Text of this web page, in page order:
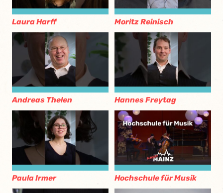
Laura Harff Moritz Reinisch
Andreas Thelen Hannes Freytag
Paula Irmer Hochschule für Musik